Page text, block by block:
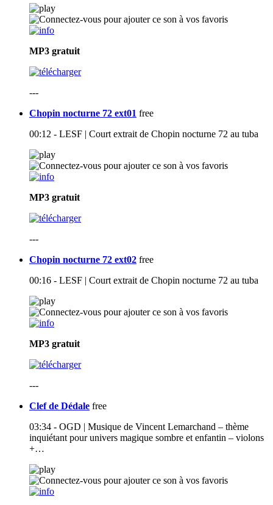
MP3 gratuit
---
Chopin nocturne 72 ext01 free
00:12 - LESF | Court extrait de Chopin nocturne 72 au tuba
MP3 gratuit
---
Chopin nocturne 72 ext02 free
00:16 - LESF | Court extrait de Chopin nocturne 72 au tuba
MP3 gratuit
---
Clef de Dédale free
03:34 - OGD | Musique de Vincent Lemarchand – thème
inquiétant pour univers magique sombre et enfantin – violons
+…